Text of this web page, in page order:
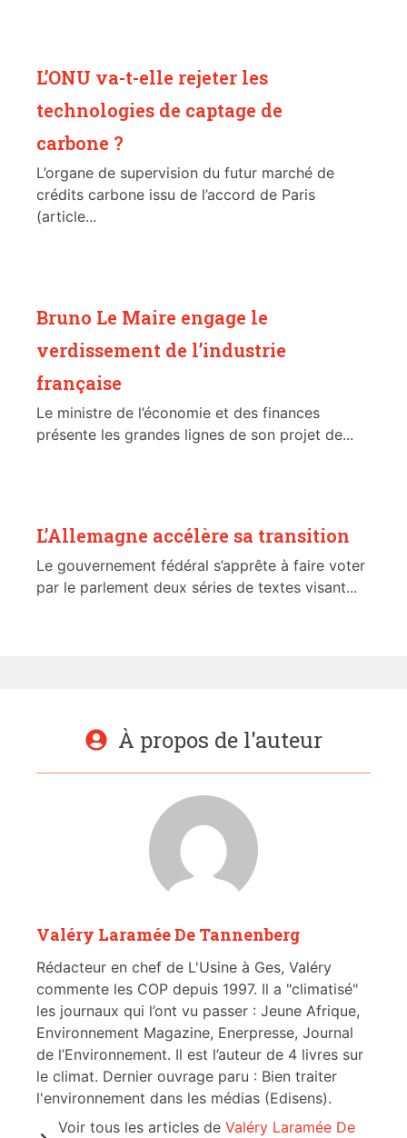
L’ONU va-t-elle rejeter les
technologies de captage de
carbone ?
L’organe de supervision du futur marché de
crédits carbone issu de l’accord de Paris
(article...
Bruno Le Maire engage le
verdissement de l’industrie
française
Le ministre de l’économie et des finances
présente les grandes lignes de son projet de...
L’Allemagne accélère sa transition
Le gouvernement fédéral s’apprête à faire voter
par le parlement deux séries de textes visant...
À propos de l'auteur
Valéry Laramée De Tannenberg
Rédacteur en chef de L'Usine à Ges, Valéry
commente les COP depuis 1997. Il a "climatisé"
les journaux qui l’ont vu passer : Jeune Afrique,
Environnement Magazine, Enerpresse, Journal
de l’Environnement. Il est l’auteur de 4 livres sur
le climat. Dernier ouvrage paru : Bien traiter
l'environnement dans les médias (Edisens).
Voir tous les articles de Valéry Laramée De